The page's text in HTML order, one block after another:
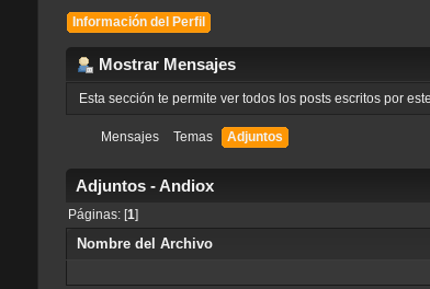
Información del Perfil
Mostrar Mensajes
Esta sección te permite ver todos los posts escritos por
Mensajes Temas Adjuntos
Adjuntos - Andiox
Páginas: [ 1]
Nombre del Archivo